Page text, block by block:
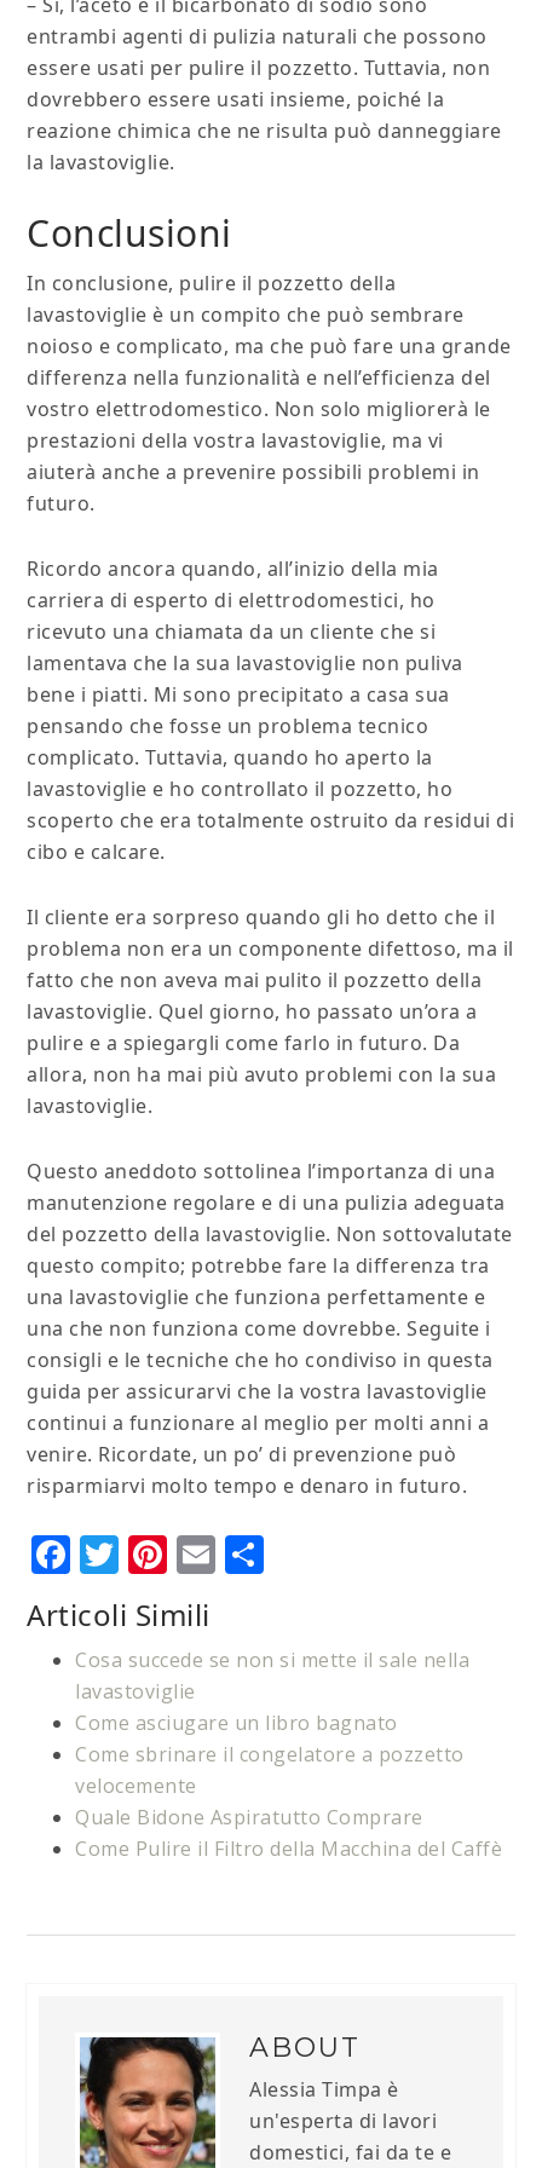
entrambi agenti di pulizia naturali che possono
essere usati per pulire il pozzetto. Tuttavia, non
dovrebbero essere usati insieme, poiché la
reazione chimica che ne risulta può danneggiare
la lavastoviglie.
Conclusioni
In conclusione, pulire il pozzetto della
lavastoviglie è un compito che può sembrare
noioso e complicato, ma che può fare una grande
differenza nella funzionalità e nell’efficienza del
vostro elettrodomestico. Non solo migliorerà le
prestazioni della vostra lavastoviglie, ma vi
aiuterà anche a prevenire possibili problemi in
futuro.
Ricordo ancora quando, all’inizio della mia
carriera di esperto di elettrodomestici, ho
ricevuto una chiamata da un cliente che si
lamentava che la sua lavastoviglie non puliva
bene i piatti. Mi sono precipitato a casa sua
pensando che fosse un problema tecnico
complicato. Tuttavia, quando ho aperto la
lavastoviglie e ho controllato il pozzetto, ho
scoperto che era totalmente ostruito da residui di
cibo e calcare.
Il cliente era sorpreso quando gli ho detto che il
problema non era un componente difettoso, ma il
fatto che non aveva mai pulito il pozzetto della
lavastoviglie. Quel giorno, ho passato un’ora a
pulire e a spiegargli come farlo in futuro. Da
allora, non ha mai più avuto problemi con la sua
lavastoviglie.
Questo aneddoto sottolinea l’importanza di una
manutenzione regolare e di una pulizia adeguata
del pozzetto della lavastoviglie. Non sottovalutate
questo compito; potrebbe fare la differenza tra
una lavastoviglie che funziona perfettamente e
una che non funziona come dovrebbe. Seguite i
consigli e le tecniche che ho condiviso in questa
guida per assicurarvi che la vostra lavastoviglie
continui a funzionare al meglio per molti anni a
venire. Ricordate, un po’ di prevenzione può
risparmiarvi molto tempo e denaro in futuro.
Facebook
Twitter
Pinterest
Email
Articoli Simili
Cosa succede se non si mette il sale nella
lavastoviglie
Come asciugare un libro bagnato
Come sbrinare il congelatore a pozzetto
velocemente
Quale Bidone Aspiratutto Comprare
Come Pulire il Filtro della Macchina del Caffè
ABOUT
Alessia Timpa è
un'esperta di lavori
domestici, fai da te e